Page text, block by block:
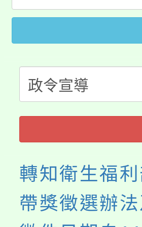
田徑場及游
桃園市低收
視費優惠，
半價優惠，
者。
大園自造教
份教師增能
份教師研習
淨零綠生活
會
115年食農
程
轉知衛生福
帶獎徵選辦